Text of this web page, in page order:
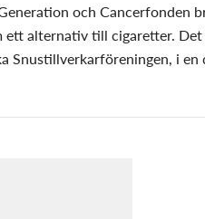
och Cancerfonden
ett alternativ till cigaretter.
Snustillverkarföreningen, i en